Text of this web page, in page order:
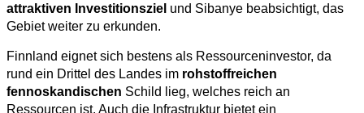
attraktiven Investitionsziel und Sibanye beabsichtigt, das
Gebiet weiter zu erkunden.
Finnland eignet sich bestens als Ressourceninvestor, da
rund ein Drittel des Landes im rohstoffreichen
fennoskandischen Schild lieg, welches reich an
Ressourcen ist. Auch die Infrastruktur bietet ein